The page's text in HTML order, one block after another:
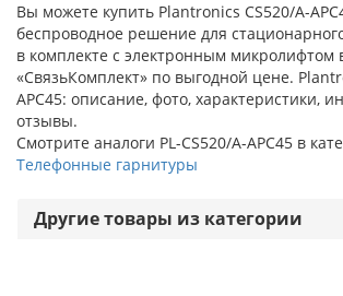
Вы можете купить Plantronics CS520/A-
беспроводное решение для
в комплекте с электронным микролифтом
«СвязьКомплект» по выгодной цене.
APC45: описание, фото, характеристики,
отзывы.
Смотрите аналоги PL-CS520/A-APC45 в
Телефонные гарнитуры
Другие товары из категории